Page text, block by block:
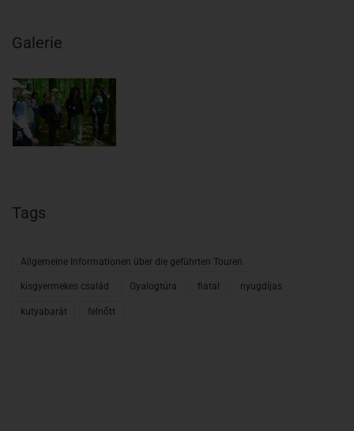
Galerie
Tags
Allgemeine Informationen über die geführten Touren
kisgyermekes család Gyalogtúra fiatal nyugdíjas
kutyabarát felnőtt